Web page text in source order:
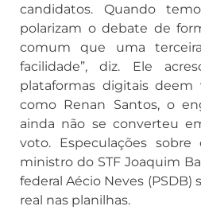
candidatos. Quando
polarizam o debate de
comum que uma
facilidade”, diz. Ele
plataformas digitais deem
como Renan Santos, o
ainda não se converteu
voto. Especulações
ministro do STF Joaquim
federal Aécio Neves
real nas planilhas.